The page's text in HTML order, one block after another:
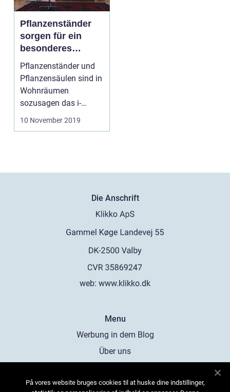
Pflanzenständer
sorgen für ein
besonderes
Ambiente im Raum
Pflanzenständer und
Pflanzensäulen sind in
Wohnräumen
sozusagen das i-
Tüpfelchen...
10 November 2019
Die Anschrift
web: www.klikko.dk
Menu
Werbung in dem Blog
Über uns
Kontaktiere uns
På vores website bruges cookies til at huske dine indstillinger,